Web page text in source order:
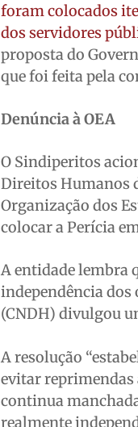
foram colocados
dos servidores
proposta do
que foi feita pela
Denúncia à OEA
O Sindiperitos
Direitos Humanos
Organização dos
colocar a Perícia
A entidade lembra
independência dos
(CNDH) divulgou
A resolução
evitar
continua
realmente